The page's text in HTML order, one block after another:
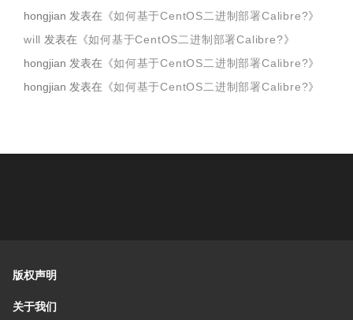
hongjian 发表在《如何基于CentOS二进制部署Calibre?》
will 发表在《如何基于CentOS二进制部署Calibre?》
hongjian 发表在《如何基于CentOS二进制部署Calibre?》
hongjian 发表在《如何基于CentOS二进制部署Calibre?》
版权声明
关于我们